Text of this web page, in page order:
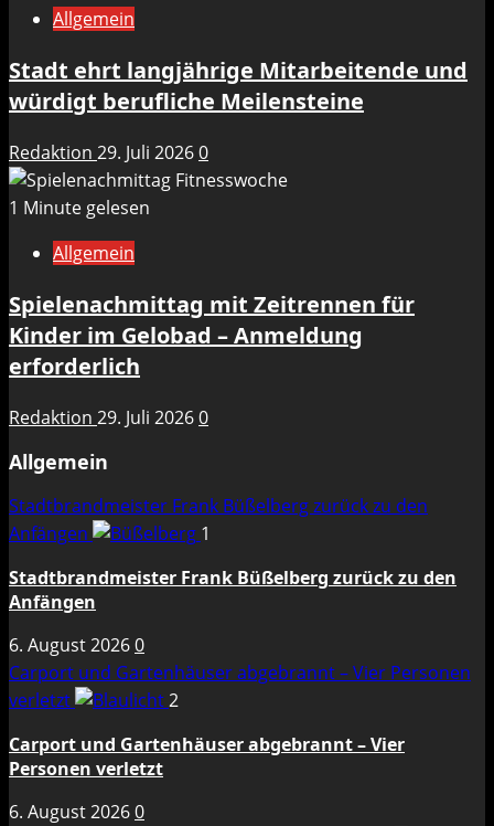
Allgemein
Stadt ehrt langjährige Mitarbeitende und
würdigt berufliche Meilensteine
Redaktion 29. Juli 20260
1 Minute gelesen
Allgemein
Spielenachmittag mit Zeitrennen für
Kinder im Gelobad – Anmeldung
erforderlich
Redaktion 29. Juli 20260
Allgemein
Stadtbrandmeister Frank Büßelberg zurück zu den
Anfängen
1
Stadtbrandmeister Frank Büßelberg zurück zu den
Anfängen
6. August 20260
Carport und Gartenhäuser abgebrannt – Vier Personen
verletzt
2
Carport und Gartenhäuser abgebrannt – Vier
Personen verletzt
6. August 20260